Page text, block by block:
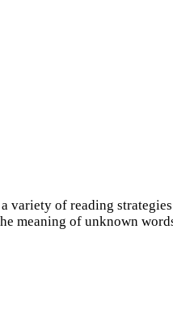
of reading
meaning of unknown